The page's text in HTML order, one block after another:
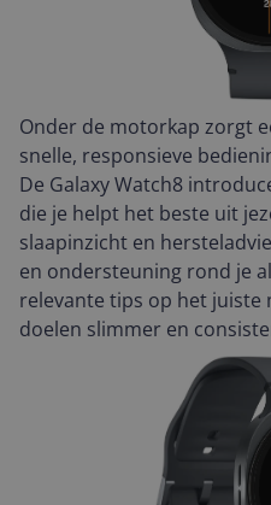
Onder de motorkap zorgt
snelle, responsieve
De Galaxy Watch8
die je helpt het beste uit
slaapinzicht en
en ondersteuning rond je
relevante tips op het juiste
doelen slimmer en